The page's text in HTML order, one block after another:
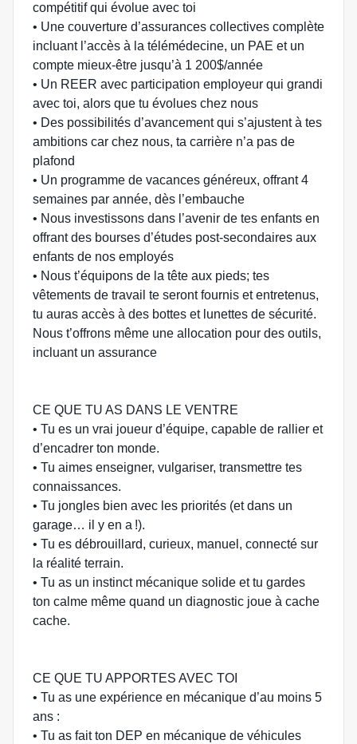
compétitif qui évolue avec toi
• Une couverture d’assurances collectives complète
incluant l’accès à la télémédecine, un PAE et un
compte mieux-être jusqu’à 1 200$/année
• Un REER avec participation employeur qui grandi
avec toi, alors que tu évolues chez nous
• Des possibilités d’avancement qui s’ajustent à tes
ambitions car chez nous, ta carrière n’a pas de
plafond
• Un programme de vacances généreux, offrant 4
semaines par année, dès l’embauche
• Nous investissons dans l’avenir de tes enfants en
offrant des bourses d’études post-secondaires aux
enfants de nos employés
• Nous t’équipons de la tête aux pieds; tes
vêtements de travail te seront fournis et entretenus,
tu auras accès à des bottes et lunettes de sécurité.
Nous t’offrons même une allocation pour des outils,
incluant un assurance
CE QUE TU AS DANS LE VENTRE
• Tu es un vrai joueur d’équipe, capable de rallier et
d’encadrer ton monde.
• Tu aimes enseigner, vulgariser, transmettre tes
connaissances.
• Tu jongles bien avec les priorités (et dans un
garage… il y en a !).
• Tu es débrouillard, curieux, manuel, connecté sur
la réalité terrain.
• Tu as un instinct mécanique solide et tu gardes
ton calme même quand un diagnostic joue à cache
cache.
CE QUE TU APPORTES AVEC TOI
• Tu as une expérience en mécanique d’au moins 5
ans :
• Tu as fait ton DEP en mécanique de véhicules